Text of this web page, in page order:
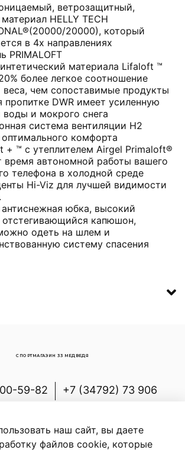
ветрозащитный,
HELLY TECH
(20000/20000), который
в 4х направлениях
PRIMALOFT
материала Lifaloft ™
более легкое соотношение
веса, чем сопоставимые продукты
пропитке DWR имеет усиленную
воды и мокрого снега
система вентиляции H2
комфорта
+ ™ с утеплителем Airgel Primaloft®
время автономной работы вашего
телефона в холодной среде
Hi-Viz для лучшей видимости
юбка, высокий
отстегивающийся капюшон,
одеть на шлем и
систему спасения
59-82
+7 (34792) 73 906
р-н, с.Новоабзаково, ул.
Энергетиков, д.7
СПОРТМАГАЗИН 33 МЕДВЕДЯ
наш сайт, вы даете
файлов cookie, которые